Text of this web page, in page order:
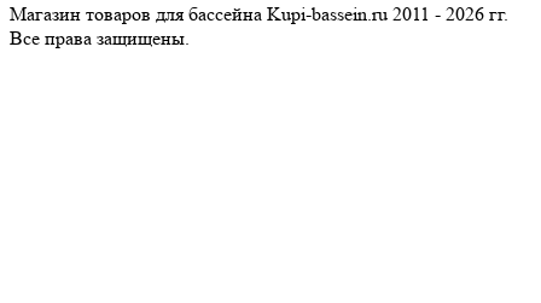
Магазин товаров для бассейна Kupi-bassein.ru 2011 - 2026 гг.
Все пра­ва за­щи­ще­ны.